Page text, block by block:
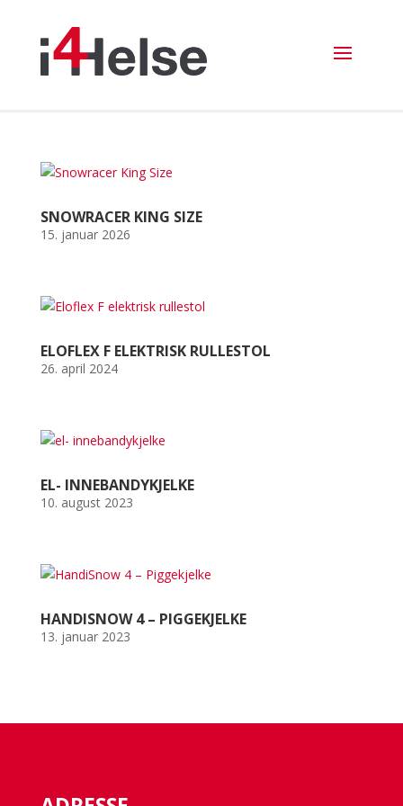
SNOWRACER KING SIZE
15. januar 2026
ELOFLEX F ELEKTRISK RULLESTOL
26. april 2024
EL- INNEBANDYKJELKE
10. august 2023
HANDISNOW 4 – PIGGEKJELKE
13. januar 2023